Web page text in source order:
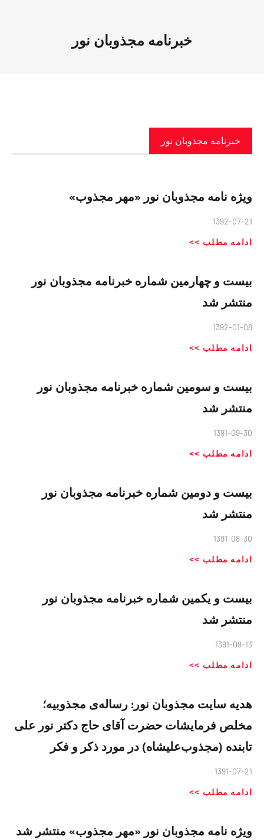
خبرنامه مجذوبان نور
خبرنامه مجذوبان نور
ویژه نامه مجذوبان نور «مهر مجذوب»
1392-07-21
ادامه مطلب >>
بیست و چهارمین شماره خبرنامه مجذوبان نور
منتشر شد
1392-01-08
ادامه مطلب >>
بیست و سومین شماره خبرنامه مجذوبان نور
منتشر شد
1391-09-30
ادامه مطلب >>
بیست و دومین شماره خبرنامه مجذوبان نور
منتشر شد
1391-08-30
ادامه مطلب >>
بیست و یکمین شماره خبرنامه مجذوبان نور
منتشر شد
1391-08-13
ادامه مطلب >>
هدیه سایت مجذوبان نور: رساله‌ی مجذوبیه؛
مخلص فرمایشات حضرت آقای حاج دکتر نور علی
تابنده (مجذوب‌علیشاه) در مورد ذکر و فکر
1391-07-21
ادامه مطلب >>
ویژه نامه مجذوبان نور «مهر مجذوب» منتشر شد